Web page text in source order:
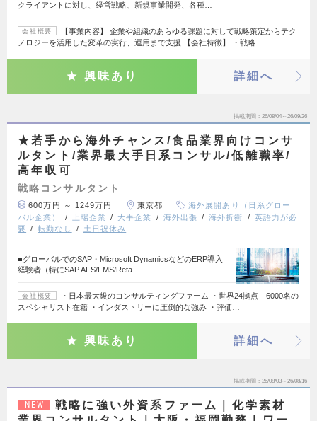
クライアントに対し、経営戦略、新規事業開発、各種…
会社概要
【事業内容】 企業や組織のあらゆる課題に対して戦略策定からテク
ノロジーを活用した変革の実行、運用まで支援 【会社特徴】 ・戦略…
興味あり 詳細へ
掲載期間 26/08/04～26/09/26
★若手から海外チャンス/食品業界向けコンサ
ルタント/業界最大手日系コンサル/低離職率/
高年収可
戦略コンサルタント
600万円 ～ 1249万円 東京都
海外展開あり（日系グロー
バル企業）
上場企業 大手企業 海外出張 海外折衝
英語力が必
要
転勤なし 土日祝休み
■グローバルでのSAP・Microsoft DynamicsなどのERP導入
経験者（特にSAP AFS/FMS/Reta…
会社概要
・日本最大級のコンサルティングファーム ・世界24拠点 6000名の
スペシャリスト在籍 ・インダストリーに圧倒的な強み ・評価…
興味あり 詳細へ
掲載期間 26/08/03～26/08/16
NEW
戦略に強い外資系ファーム｜化学素材